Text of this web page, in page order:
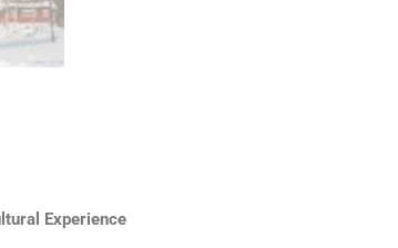
Experience